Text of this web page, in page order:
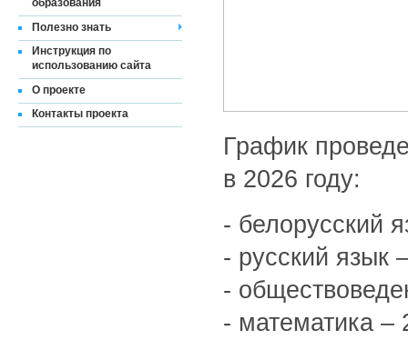
образования
Полезно знать
Инструкция по
использованию сайта
О проекте
Контакты проекта
График
в 2026 году:
- белорусский
- русский язык
-
- математика